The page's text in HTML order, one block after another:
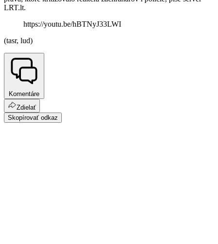
LRT.lt.
https://youtu.be/hBTNyJ33LWI
(tasr, lud)
Komentáre
Zdielať
Skopírovať odkaz